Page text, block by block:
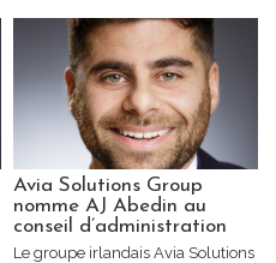
Avia Solutions Group
nomme AJ Abedin au
conseil d’administration
Le groupe irlandais Avia Solutions